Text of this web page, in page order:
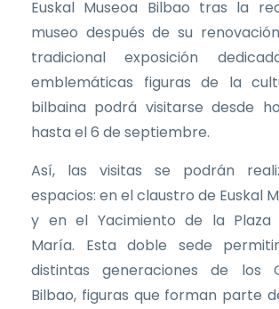
Euskal Museoa Bilbao tras la
museo después de su
tradicional exposición
emblemáticas figuras de la
bilbaina podrá visitarse desde
hasta el 6 de septiembre.
Así, las visitas se podrán
espacios: en el claustro de Euskal
y en el Yacimiento de la Plaza
María. Esta doble sede
distintas generaciones de los
Bilbao, figuras que forman parte